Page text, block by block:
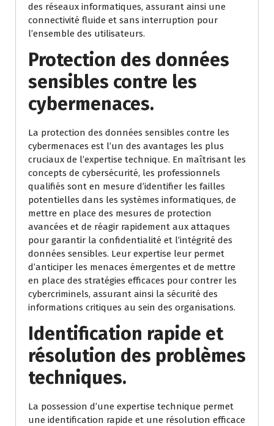
des réseaux informatiques, assurant ainsi une
connectivité fluide et sans interruption pour
l’ensemble des utilisateurs.
Protection des données
sensibles contre les
cybermenaces.
La protection des données sensibles contre les
cybermenaces est l’un des avantages les plus
cruciaux de l’expertise technique. En maîtrisant les
concepts de cybersécurité, les professionnels
qualifiés sont en mesure d’identifier les failles
potentielles dans les systèmes informatiques, de
mettre en place des mesures de protection
avancées et de réagir rapidement aux attaques
pour garantir la confidentialité et l’intégrité des
données sensibles. Leur expertise leur permet
d’anticiper les menaces émergentes et de mettre
en place des stratégies efficaces pour contrer les
cybercriminels, assurant ainsi la sécurité des
informations critiques au sein des organisations.
Identification rapide et
résolution des problèmes
techniques.
La possession d’une expertise technique permet
une identification rapide et une résolution efficace